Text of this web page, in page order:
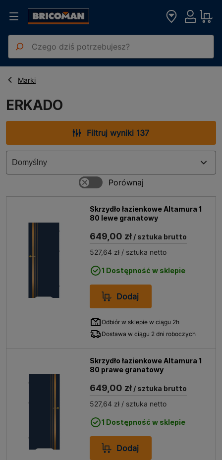
Strona główna
Marki
ERKADO
ERKADO
Filtruj wyniki 137
Skrzydło łazienkowe Altamura 1
80 lewe granatowy
649,00 zł / sztuka brutto
527,64 zł / sztuka netto
1 Dostępność w sklepie
Dodaj
Odbiór w sklepie w ciągu 2h
Dostawa w ciągu 2 dni roboczych
Skrzydło łazienkowe Altamura 1
80 prawe granatowy
649,00 zł / sztuka brutto
527,64 zł / sztuka netto
1 Dostępność w sklepie
Dodaj